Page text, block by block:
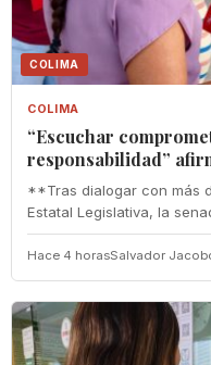
COLIMA
COLIMA
“Escuchar
responsabilidad”
**Tras dialogar con más
Estatal Legislativa, la
Hace 4 horasSalvador